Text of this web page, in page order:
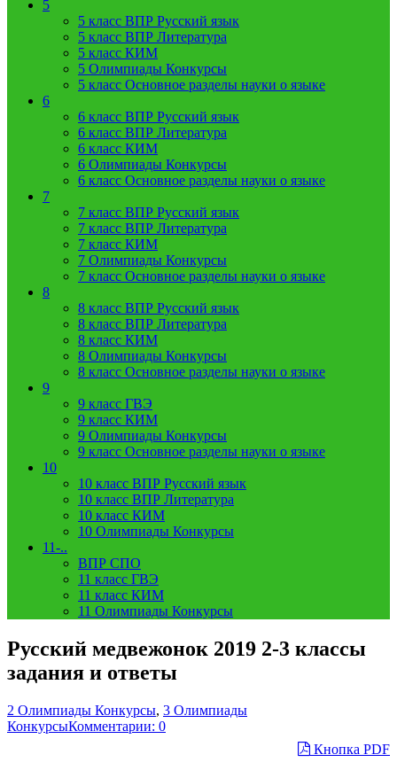
5
5 класс ВПР Русский язык
5 класс ВПР Литература
5 класс КИМ
5 Олимпиады Конкурсы
5 класс Основное разделы науки о языке
6
6 класс ВПР Русский язык
6 класс ВПР Литература
6 класс КИМ
6 Олимпиады Конкурсы
6 класс Основное разделы науки о языке
7
7 класс ВПР Русский язык
7 класс ВПР Литература
7 класс КИМ
7 Олимпиады Конкурсы
7 класс Основное разделы науки о языке
8
8 класс ВПР Русский язык
8 класс ВПР Литература
8 класс КИМ
8 Олимпиады Конкурсы
8 класс Основное разделы науки о языке
9
9 класс ГВЭ
9 класс КИМ
9 Олимпиады Конкурсы
9 класс Основное разделы науки о языке
10
10 класс ВПР Русский язык
10 класс ВПР Литература
10 класс КИМ
10 Олимпиады Конкурсы
11-..
ВПР СПО
11 класс ГВЭ
11 класс КИМ
11 Олимпиады Конкурсы
Русский медвежонок 2019 2-3 классы
задания и ответы
2 Олимпиады Конкурсы, 3 Олимпиады
КонкурсыКомментарии: 0
Кнопка PDF